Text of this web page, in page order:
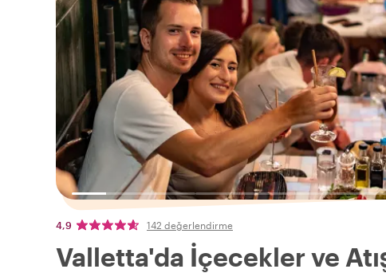
4,9 142 değerlendirme
Valletta'da İçecekler ve